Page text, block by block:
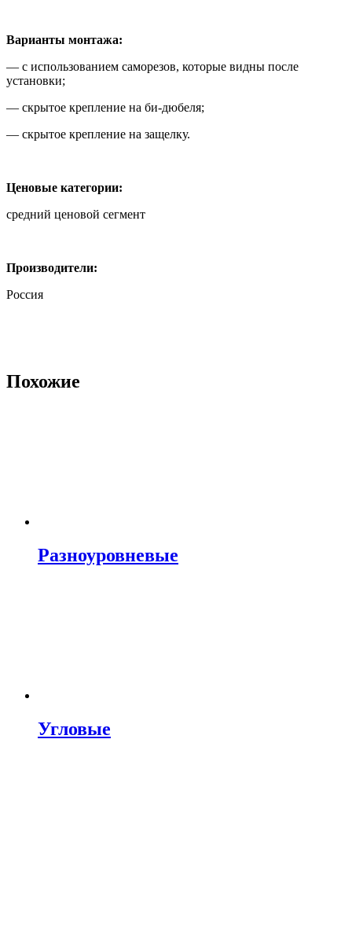
Варианты монтажа:
— с использованием саморезов, которые видны после
установки;
— скрытое крепление на би-дюбеля;
— скрытое крепление на защелку.
Ценовые категории:
средний ценовой сегмент
Производители:
Россия
Похожие
Разноуровневые
Угловые